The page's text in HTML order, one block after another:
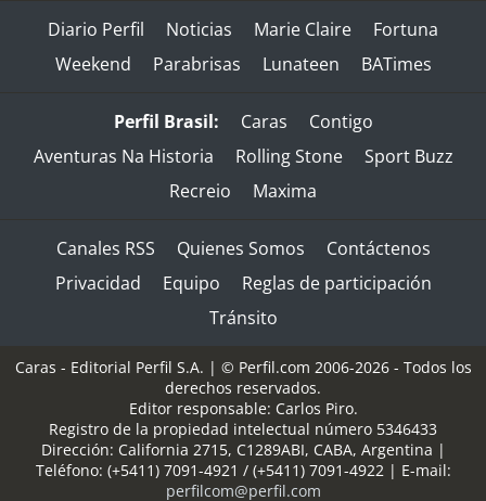
Diario Perfil Noticias Marie Claire
Fortuna
Weekend
Parabrisas Lunateen BATimes
Perfil Brasil: Caras
Contigo
Aventuras Na Historia
Rolling Stone
Sport Buzz
Recreio
Maxima
Canales RSS Quienes Somos
Contáctenos
Privacidad
Equipo
Reglas de participación
Tránsito
Caras - Editorial Perfil S.A. | © Perfil.com 2006-2026 - Todos los
derechos reservados.
Editor responsable: Carlos Piro.
Registro de la propiedad intelectual número 5346433
Dirección: California 2715, C1289ABI, CABA, Argentina |
Teléfono: (+5411) 7091-4921 / (+5411) 7091-4922| E-mail:
perfilcom@perfil.com